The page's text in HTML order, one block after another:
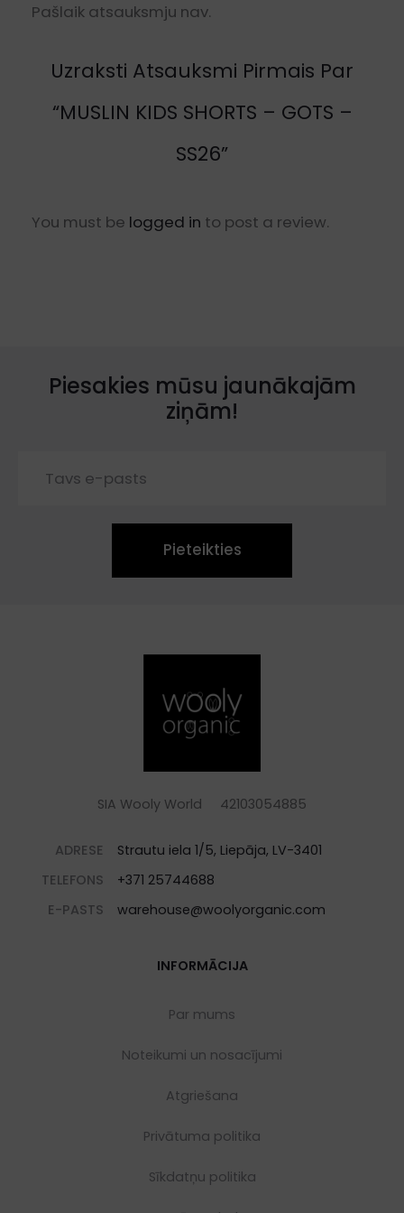
Pašlaik atsauksmju nav.
Uzraksti Atsauksmi Pirmais Par
“MUSLIN KIDS SHORTS – GOTS –
SS26”
You must be logged in to post a review.
Piesakies mūsu jaunākajām
ziņām!
Pieteikties
SIA Wooly World 42103054885
ADRESE
Strautu iela 1/5, Liepāja, LV-3401
TELEFONS
+371 25744688
E-PASTS
warehouse@woolyorganic.com
INFORMĀCIJA
Par mums
Noteikumi un nosacījumi
Atgriešana
Privātuma politika
Sīkdatņu politika